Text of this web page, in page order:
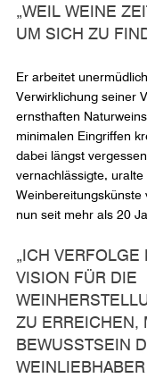
„WEIL WEINE
UM SICH ZU
Er arbeitet
Verwirklichung seiner
ernsthaften
minimalen Eingriffen
dabei längst
vernachlässigte, uralte
Weinbereitungskünste
nun seit mehr als 20
„ICH VERFOLGE
VISION FÜR DIE
ZU ERREICHEN,
BEWUSSTSEIN